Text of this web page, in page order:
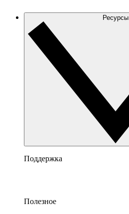
Ресурсы
Поддержка
Полезное